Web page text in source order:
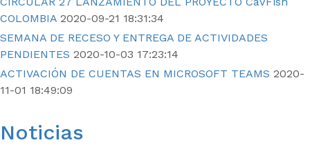
COLOMBIA 2020-09-21 18:31:34
SEMANA DE RECESO Y ENTREGA DE ACTIVIDADES
PENDIENTES 2020-10-03 17:23:14
ACTIVACIÓN DE CUENTAS EN MICROSOFT TEAMS 2020-
11-01 18:49:09
Noticias